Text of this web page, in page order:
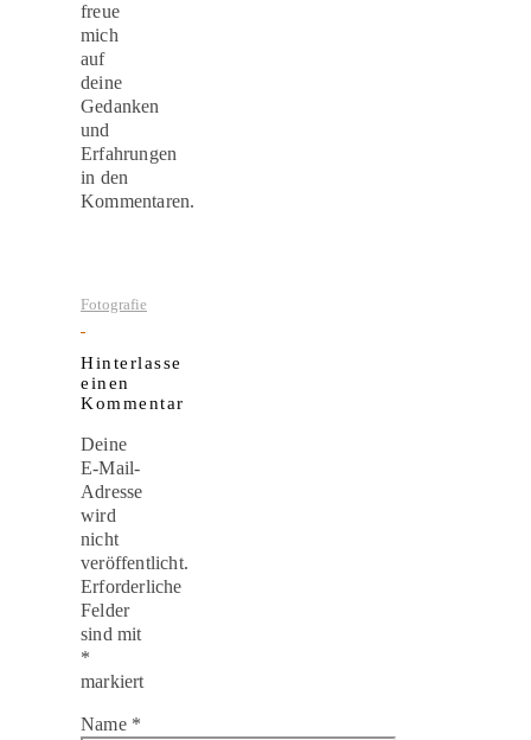
freue
mich
auf
deine
Gedanken
und
Erfahrungen
in den
Kommentaren.
Fotografie
Hinterlasse
einen
Kommentar
Deine
E-Mail-
Adresse
wird
nicht
veröffentlicht.
Erforderliche
Felder
sind mit
*
markiert
Name *